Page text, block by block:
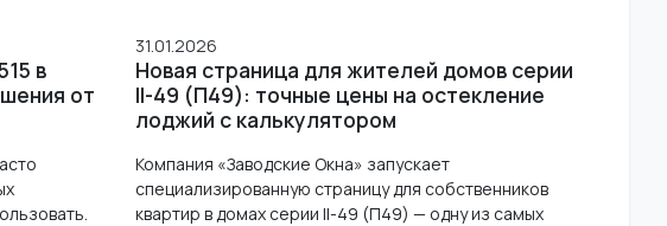
в
от
31.01.2026
Новая страница для жителей домов серии
II-49 (П49): точные цены на остекление
лоджий с калькулятором
Компания «Заводские Окна» запускает
специализированную страницу для собственников
квартир в домах серии II-49 (П49) — одну из самых